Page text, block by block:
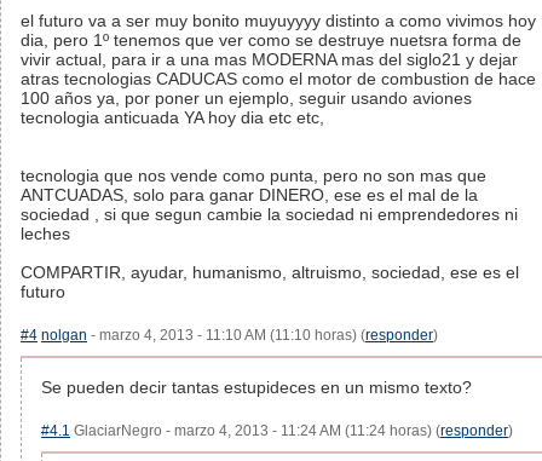
el futuro va a ser muy bonito muyuyyyy distinto a como vivimos hoy
dia, pero 1º tenemos que ver como se destruye nuetsra forma de
vivir actual, para ir a una mas MODERNA mas del siglo21 y dejar
atras tecnologias CADUCAS como el motor de combustion de hace
100 años ya, por poner un ejemplo, seguir usando aviones
tecnologia anticuada YA hoy dia etc etc,
tecnologia que nos vende como punta, pero no son mas que
ANTCUADAS, solo para ganar DINERO, ese es el mal de la
sociedad , si que segun cambie la sociedad ni emprendedores ni
leches
COMPARTIR, ayudar, humanismo, altruismo, sociedad, ese es el
futuro
#4 nolgan - marzo 4, 2013 - 11:10 AM (11:10 horas) (responder)
Se pueden decir tantas estupideces en un mismo texto?
#4.1 GlaciarNegro - marzo 4, 2013 - 11:24 AM (11:24 horas) (responder)